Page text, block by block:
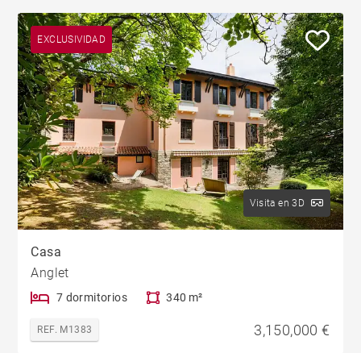
EXCLUSIVIDAD
Visita en 3D
Casa
Anglet
7 dormitorios 340 m²
REF. M1383 3,150,000 €